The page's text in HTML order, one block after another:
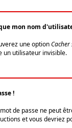
mon nom
une optionCacher
un utilisateur invisible.
!
de passe ne peut
et vous devriez